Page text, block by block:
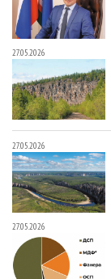
27.05.2026
27.05.2026
27.05.2026